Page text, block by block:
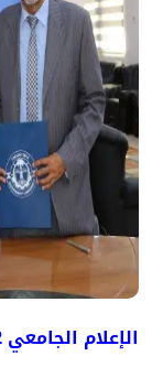
الإعلام الجامعي 2 فبراير 2022م